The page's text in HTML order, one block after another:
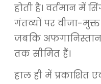
होती है। वर्तमान में
गंतव्यों पर वीजा-
जबकि
तक सीमित हैं।
हाल ही में प्रकाशित